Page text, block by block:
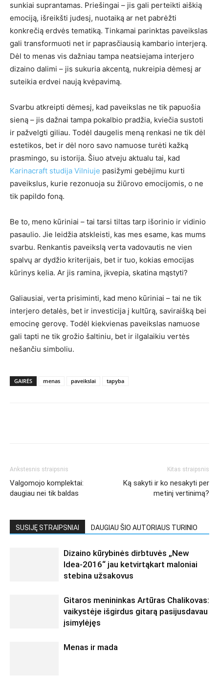
sunkiai suprantamas. Priešingai – jis gali perteikti aiškią
emociją, išreikšti judesį, nuotaiką ar net pabrėžti
konkrečią erdvės tematiką. Tinkamai parinktas paveikslas
gali transformuoti net ir paprasčiausią kambario interjerą.
Dėl to menas vis dažniau tampa neatsiejama interjero
dizaino dalimi – jis sukuria akcentą, nukreipia dėmesį ar
suteikia erdvei naują kvėpavimą.
Svarbu atkreipti dėmesį, kad paveikslas ne tik papuošia
sieną – jis dažnai tampa pokalbio pradžia, kviečia sustoti
ir pažvelgti giliau. Todėl daugelis meną renkasi ne tik dėl
estetikos, bet ir dėl noro savo namuose turėti kažką
prasmingo, su istorija. Šiuo atveju aktualu tai, kad
Karinacraft studija Vilniuje pasižymi gebėjimu kurti
paveikslus, kurie rezonuoja su žiūrovo emocijomis, o ne
tik papildo foną.
Be to, meno kūriniai – tai tarsi tiltas tarp išorinio ir vidinio
pasaulio. Jie leidžia atskleisti, kas mes esame, kas mums
svarbu. Renkantis paveikslą verta vadovautis ne vien
spalvų ar dydžio kriterijais, bet ir tuo, kokias emocijas
kūrinys kelia. Ar jis ramina, įkvepia, skatina mąstyti?
Galiausiai, verta prisiminti, kad meno kūriniai – tai ne tik
interjero detalės, bet ir investicija į kultūrą, saviraišką bei
emocinę gerovę. Todėl kiekvienas paveikslas namuose
gali tapti ne tik grožio šaltiniu, bet ir ilgalaikiu vertės
nešančiu simboliu.
GAIRĖS menas paveikslai tapyba
Ankstesnis straipsnis
Valgomojo komplektai:
daugiau nei tik baldas
Kitas straipsnis
Ką sakyti ir ko nesakyti per
metinį vertinimą?
SUSIJĘ STRAIPSNIAI DAUGIAU ŠIO AUTORIAUS TURINIO
Dizaino kūrybinės dirbtuvės „New
Idea-2016“ jau ketvirtąkart maloniai
stebina užsakovus
Gitaros menininkas Artūras Chalikovas:
vaikystėje išgirdus gitarą pasijusdavau
įsimylėjęs
Menas ir mada